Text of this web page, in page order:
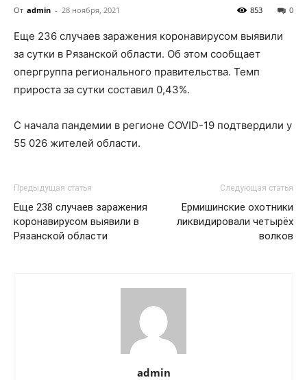
От admin - 28 ноября, 2021 0
853
Еще 236 случаев заражения коронавирусом выявили
за сутки в Рязанской области. Об этом сообщает
опергруппа регионального правительства. Темп
прироста за сутки составил 0,43%.
С начала пандемии в регионе COVID-19 подтвердили у
55 026 жителей области.
Предыдущая статья
Еще 238 случаев заражения
коронавирусом выявили в
Рязанской области
Следующая статья
Ермишинские охотники
ликвидировали четырёх
волков
admin